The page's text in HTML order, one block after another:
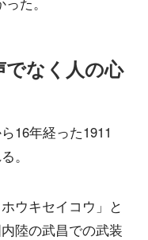
なく人の心
16年経った1911
。
ウキセイコウ」と
陸の武昌での武装